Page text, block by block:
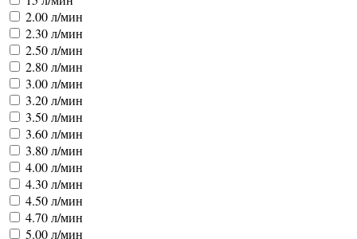
2.00 л/мин
2.30 л/мин
2.50 л/мин
2.80 л/мин
3.00 л/мин
3.20 л/мин
3.50 л/мин
3.60 л/мин
3.80 л/мин
4.00 л/мин
4.30 л/мин
4.50 л/мин
4.70 л/мин
5.00 л/мин